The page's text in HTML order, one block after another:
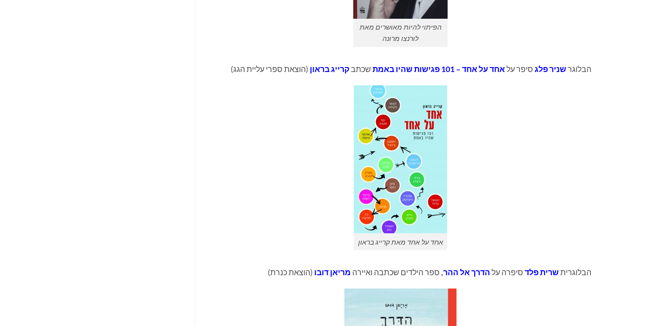
הפיתוי להיות מאושרים מאת
לורנצו מרונה
הבלוגרשניר פלג סיפר על אחד על אחד – 101 פגישות שהיו באמת שכתב קרייג בראון (הוצאת ספרי עליית הגג)
אחד על אחד מאת קרייג בראון
הבלוגריתשרית פלד סיפרה על הדרך אל ההר, ספר הילדים שכתבה ואיירה מריאן דובו (הוצאת כנרת)